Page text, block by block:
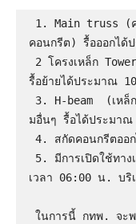
คอนกรีต) รื้อออกได้
รื้อย้ายได้ประมาณ
มอื่นๆ รื้อได้ประมาณ
เวลา 06:00 น. บริ